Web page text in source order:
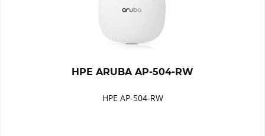
HPE ARUBA AP-504-RW
HPE AP-504-RW